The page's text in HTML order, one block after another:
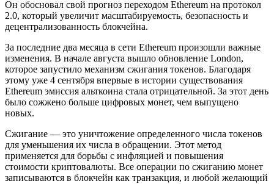
Он обосновал свой прогноз переходом Ethereum на протокол
2.0, который увеличит масштабируемость, безопасность и
децентрализованность блокчейна.
За последние два месяца в сети Ethereum произошли важные
изменения. В начале августа вышло обновление London,
которое запустило механизм сжигания токенов. Благодаря
этому уже 4 сентября впервые в истории существования
Ethereum эмиссия альткоина стала отрицательной. За этот день
было сожжено больше цифровых монет, чем выпущено
новых.
Сжигание — это уничтожение определенного числа токенов
для уменьшения их числа в обращении. Этот метод
применяется для борьбы с инфляцией и повышения
стоимости криптовалюты. Все операции по сжиганию монет
записываются в блокчейн как транзакция, и любой желающий